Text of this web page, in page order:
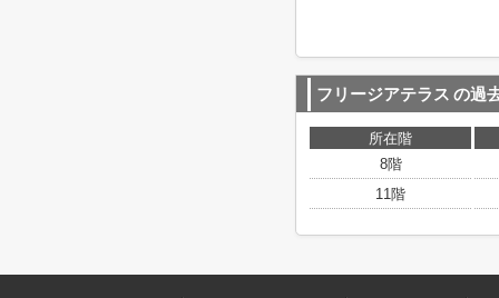
フリージアテラス の過
所在階
8階
11階